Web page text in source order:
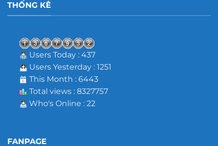
THỐNG KÊ
Users Today : 437
Users Yesterday : 1251
This Month : 6443
Total views : 8327757
Who's Online : 22
FANPAGE